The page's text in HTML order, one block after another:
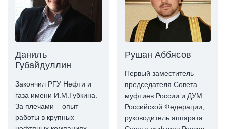
Даниль
Губайдуллин
Закончил РГУ Нефти и
газа имени И.М.Губкина.
За плечами – опыт
работы в крупных
Рушан Аббясов
Первый заместитель
председателя Совета
муфтиев России и ДУМ
Российской Федерации,
руководитель аппарата